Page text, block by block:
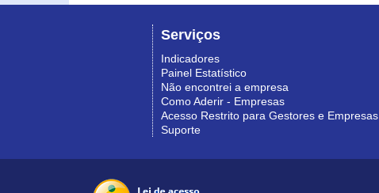
Serviços
Indicadores
Painel Estatístico
Não encontrei a empresa
Como Aderir - Empresas
Acesso Restrito para Gestores e Empresas
Suporte